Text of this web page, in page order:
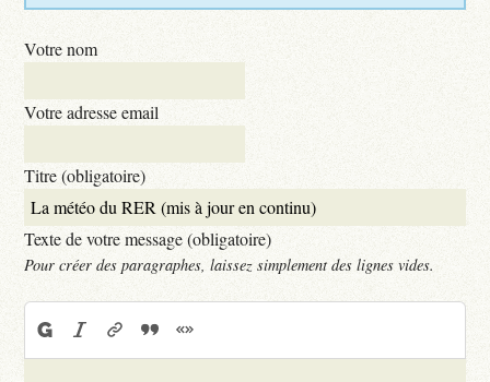
Votre nom
Votre adresse email
Titre (obligatoire)
Texte de votre message (obligatoire)
Pour créer des paragraphes, laissez simplement des lignes vides.